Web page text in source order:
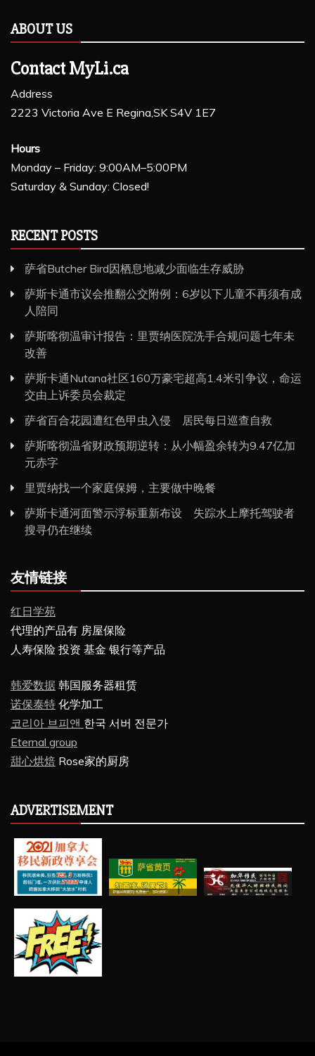
ABOUT US
Contact MyLi.ca
Address
2223 Victoria Ave E Regina,SK S4V 1E7
Hours
Monday – Friday: 9:00AM–5:00PM
Saturday & Sunday: Closed!
RECENT POSTS
萨省Butcher Bird因栖息地减少面临生存威胁
萨斯卡通市议会推翻公交附例：6岁以下儿童不再须有成
人陪同
萨斯喀彻温审计报告：里贾纳医院洗手合规问题七年未
改善
萨斯卡通Nutana社区160万豪宅超高1.4米引争议，命运
交由上诉委员会裁定
萨省百合花园遭红色甲虫入侵 居民每日巡查自救
萨斯喀彻温省财政预期逆转：从小幅盈余转为9.47亿加
元赤字
里贾纳找一个家庭保姆，主要做中晚餐
萨斯卡通河面警示浮标重新布设 失踪水上摩托驾驶者
搜寻仍在继续
友情链接
红日学苑
代理的产品有 房屋保险
人寿保险 投资 基金 银行等产品
韩爱数据 韩国服务器租赁
诺保泰特 化学加工
코리아 브피앤 한국 서버 전문가
Eternal group
甜心烘焙 Rose家的厨房
ADVERTISEMENT